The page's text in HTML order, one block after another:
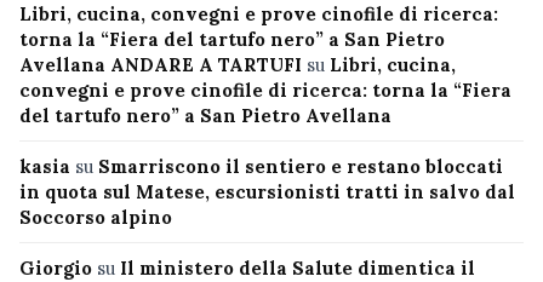
Libri, cucina, convegni e prove cinofile di ricerca:
torna la “Fiera del tartufo nero” a San Pietro
Avellana ANDARE A TARTUFI su Libri, cucina,
convegni e prove cinofile di ricerca: torna la “Fiera
del tartufo nero” a San Pietro Avellana
kasia su Smarriscono il sentiero e restano bloccati
in quota sul Matese, escursionisti tratti in salvo dal
Soccorso alpino
Giorgio su Il ministero della Salute dimentica il